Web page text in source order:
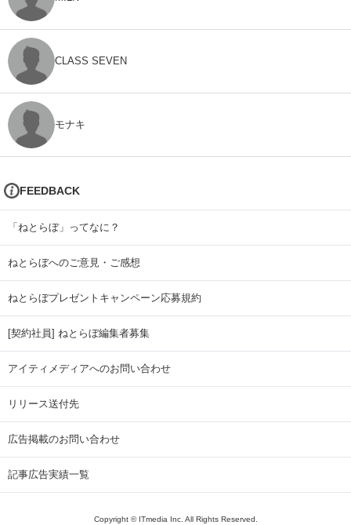
CLASS SEVEN
モナキ
FEEDBACK
「ねとらぼ」ってなに？
ねとらぼへのご意見・ご感想
ねとらぼプレゼントキャンペーン応募規約
[契約社員] ねとらぼ編集者募集
アイティメディアへのお問い合わせ
リリース送付先
広告掲載のお問い合わせ
記事広告実績一覧
Copyright © ITmedia Inc. All Rights Reserved.